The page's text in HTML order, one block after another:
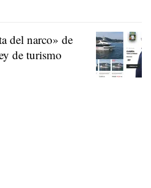
del narco» de
de turismo